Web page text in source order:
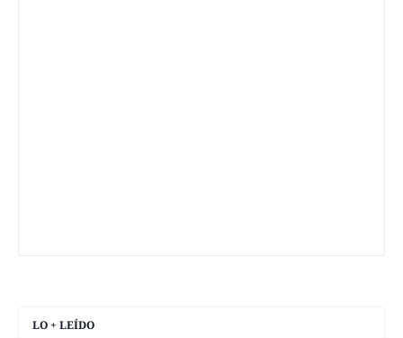
LO + LEÍDO